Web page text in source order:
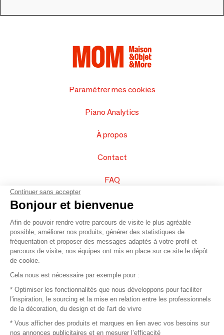
Paramétrer mes cookies
Piano Analytics
À propos
Contact
FAQ
Vendez vos produits
Plan du site
© 2016 –Organisation SAFI
Recrutement
Continuer sans accepter
Bonjour et bienvenue
Afin de pouvoir rendre votre parcours de visite le plus agréable
possible, améliorer nos produits, générer des statistiques de
fréquentation et proposer des messages adaptés à votre profil et
parcours de visite, nos équipes ont mis en place sur ce site le dépôt
de cookie.
Cela nous est nécessaire par exemple pour :
* Optimiser les fonctionnalités que nous développons pour faciliter
l'inspiration, le sourcing et la mise en relation entre les professionnels
de la décoration, du design et de l'art de vivre
* Vous afficher des produits et marques en lien avec vos besoins sur
nos annonces publicitaires et en mesurer l’efficacité